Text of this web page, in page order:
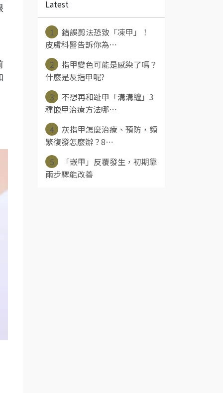
Latest
1
錯誤剪法恐致「凍甲」！
皮膚科醫告訴你為⋯
2
指甲變色可能是感染了嗎？
什麼是灰指甲呢?
3
不想再和趾甲「溝溝纏」3
種嵌甲治療方法哪⋯
4
灰指甲怎麼治療、預防，頻
繁復發怎麼辦？8⋯
5
「嵌甲」反覆發生，初期靠
兩步驟能改善